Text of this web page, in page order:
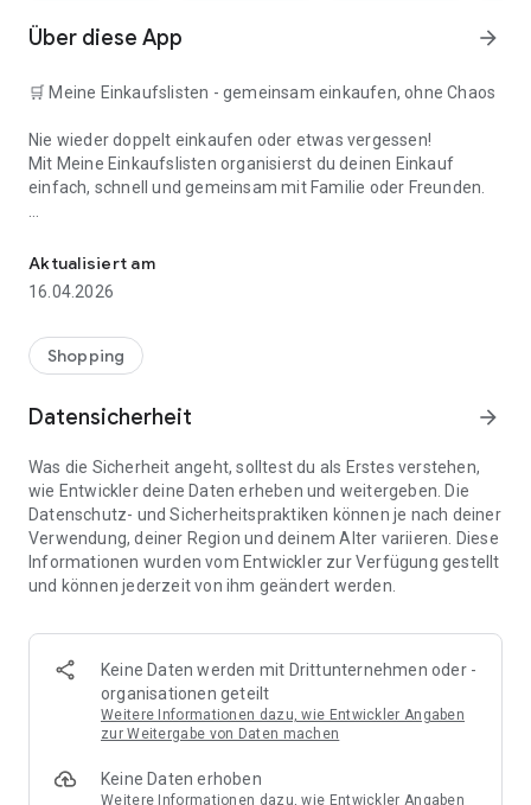
Über diese App arrow_forward
🛒 Meine Einkaufslisten - gemeinsam einkaufen, ohne Chaos
Nie wieder doppelt einkaufen oder etwas vergessen!
Mit Meine Einkaufslisten organisierst du deinen Einkauf
einfach, schnell und gemeinsam mit Familie oder Freunden.
👨‍👩‍👧 Gemeinsame Einkaufslisten in Echtzeit: Alle sehen
⚡ Superschnell & einfach: Liste in Sekunden erstellen und
sofort loslegen.
📱 Immer dabei: Deine Einkaufsliste ist jederzeit auf deinem
🤝 Teilen leicht gemacht: Lade andere ein und erledigt den
Einkauf gemeinsam.
🍳 Zutaten direkt aus Rezepten übernehmen: Importiere
Zutaten von Rezept-Webseiten und verwandle sie
🚀 DEINE VORTEILE IM ALLTAG
* Nie wieder doppelte Einkäufe
* Kein Chaos mehr beim Einkaufen
* Bessere Abstimmung mit Familie & Freunden
* Perfekt für die Essensplanung
Aktualisiert am
16.04.2026
Shopping
Datensicherheit arrow_forward
Was die Sicherheit angeht, solltest du als Erstes verstehen,
wie Entwickler deine Daten erheben und weitergeben. Die
Datenschutz- und Sicherheitspraktiken können je nach deiner
Verwendung, deiner Region und deinem Alter variieren. Diese
Informationen wurden vom Entwickler zur Verfügung gestellt
und können jederzeit von ihm geändert werden.
Keine Daten werden mit Drittunternehmen oder -
organisationen geteilt
Weitere Informationen dazu, wie Entwickler Angaben
zur Weitergabe von Daten machen
Keine Daten erhoben
Weitere Informationen dazu, wie Entwickler Angaben